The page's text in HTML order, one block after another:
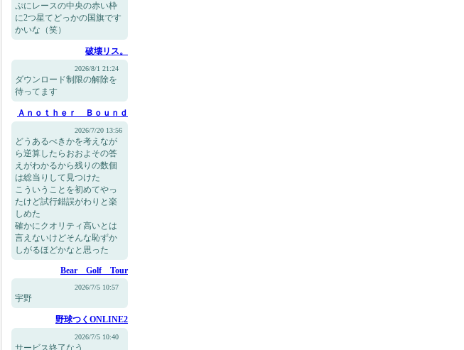
ぷにレースの中央の赤い枠
に2つ星てどっかの国旗です
かいな（笑）
破壊リス。
2026/8/1 21:24
ダウンロード制限の解除を
待ってます
Ａｎｏｔｈｅｒ Ｂｏｕｎｄ
2026/7/20 13:56
どうあるべきかを考えなが
ら逆算したらおおよその答
えがわかるから残りの数個
は総当りして見つけた
こういうことを初めてやっ
たけど試行錯誤がわりと楽
しめた
確かにクオリティ高いとは
言えないけどそんな恥ずか
しがるほどかなと思った
Bear Golf Tour
2026/7/5 10:57
宇野
野球つくONLINE2
2026/7/5 10:40